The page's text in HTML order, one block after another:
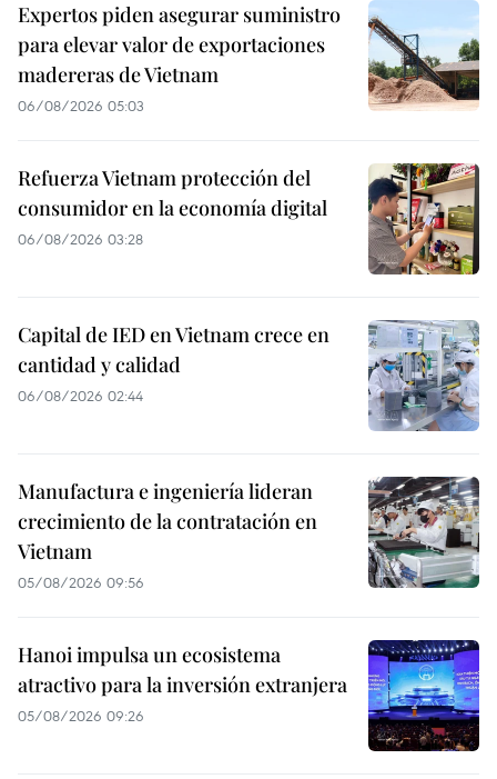
Expertos piden asegurar suministro
para elevar valor de exportaciones
madereras de Vietnam
06/08/2026 05:03
Refuerza Vietnam protección del
consumidor en la economía digital
06/08/2026 03:28
Capital de IED en Vietnam crece en
cantidad y calidad
06/08/2026 02:44
Manufactura e ingeniería lideran
crecimiento de la contratación en
Vietnam
05/08/2026 09:56
Hanoi impulsa un ecosistema
atractivo para la inversión extranjera
05/08/2026 09:26